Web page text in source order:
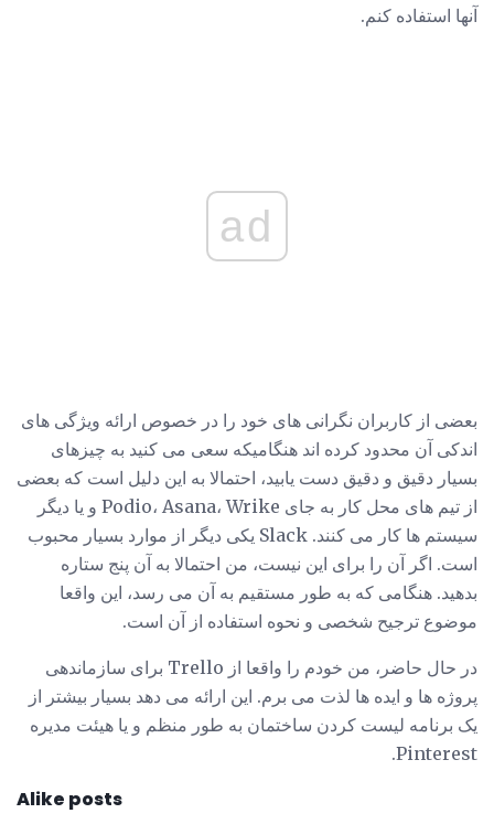
آنها استفاده کنم.
ad
بعضی از کاربران نگرانی های خود را در خصوص ارائه ویژگی های
اندکی آن محدود کرده اند هنگامیکه سعی می کنید به چیزهای
بسیار دقیق و دقیق دست یابید، احتمالا به این دلیل است که بعضی
از تیم های محل کار به جای Podio، Asana، Wrike و یا دیگر
سیستم ها کار می کنند. Slack یکی دیگر از موارد بسیار محبوب
است. اگر آن را برای این نیست، من احتمالا به آن پنج ستاره
بدهید. هنگامی که به طور مستقیم به آن می رسد، این واقعا
موضوع ترجیح شخصی و نحوه استفاده از آن است.
در حال حاضر، من خودم را واقعا از Trello برای سازماندهی
پروژه ها و ایده ها لذت می برم. این ارائه می دهد بسیار بیشتر از
یک برنامه لیست کردن ساختمان به طور منظم و یا هیئت مدیره
Pinterest.
Alike posts